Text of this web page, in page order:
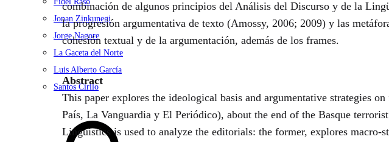
Jonan Zinkunegi
Jorge Nagore
La Gaceta del Norte
Luis Alberto García
Santos Cirilo
combinación de algunos principios del Análisis del Discurso y de la
la progresión argumentativa de texto (Amossy, 2006; 2009) y las
cohesión textual y de la argumentación, además de los frames.
Abstract
This paper explores the ideological basis and argumentative strategies
País, La Vanguardia y El Periódico), about the end of the Basque
Linguistics is used to analyze the editorials: the former, explores